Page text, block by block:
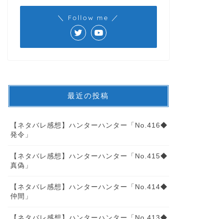
＼ Follow me ／
最近の投稿
【ネタバレ感想】ハンターハンター「No.416◆
発令」
【ネタバレ感想】ハンターハンター「No.415◆
真偽」
【ネタバレ感想】ハンターハンター「No.414◆
仲間」